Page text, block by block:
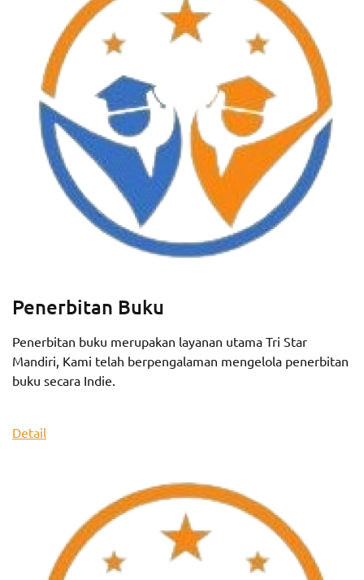
Penerbitan Buku
Penerbitan buku merupakan layanan utama Tri Star
Mandiri, Kami telah berpengalaman mengelola penerbitan
buku secara Indie.
Detail